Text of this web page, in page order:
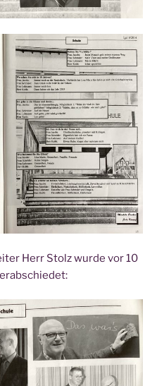
Herr Stolz wur­de vor 10